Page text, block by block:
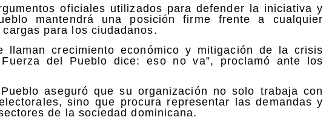
oficiales utilizados para defender la iniciativa y
mantendrá una posición firme frente a cualquier
para los ciudadanos.
llaman crecimiento económico y mitigación de la crisis
del Pueblo dice: eso no va”, proclamó ante los
aseguró que su organización no solo trabaja con
sino que procura representar las demandas y
de la sociedad dominicana.